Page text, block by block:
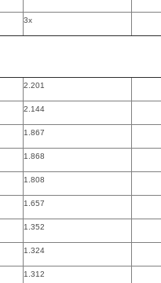
3x
2.201
2.144
1.867
1.868
1.808
1.657
1.352
1.324
1.312